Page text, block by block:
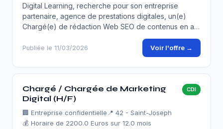
Digital Learning, recherche pour son entreprise
partenaire, agence de prestations digitales, un(e)
Chargé(e) de rédaction Web SEO de contenus en a…
Publiée le 11/03/2026 Voir l'offre →
Chargé / Chargée de Marketing
Digital (H/F)
CDI
🏢 Entreprise confidentielle 📍 42 - Saint-Joseph
💰 Horaire de 2200.0 Euros sur 12.0 mois